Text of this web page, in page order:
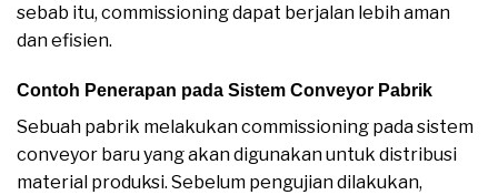
sebab itu, commissioning dapat berjalan lebih aman
dan efisien.
Contoh Penerapan pada Sistem Conveyor Pabrik
Sebuah pabrik melakukan commissioning pada sistem
conveyor baru yang akan digunakan untuk distribusi
material produksi. Sebelum pengujian dilakukan,